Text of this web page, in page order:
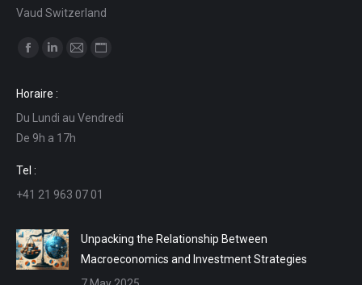
Vaud Switzerland
Find us on:
opens
in
new
window
opens
in
new
in
in
Horaire :
Du Lundi au Vendredi
De 9h a 17h
Tel :
+41 21 963 07 01
Unpacking the Relationship Between
Macroeconomics and Investment Strategies